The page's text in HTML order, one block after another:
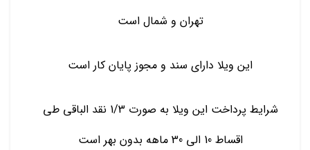
تهران و شمال است
این ویلا دارای سند و مجوز پایان کار است
شرایط پرداخت این ویلا به صورت 1/3 نقد الباقی طی
اقساط 10 الی 30 ماهه بدون بهر است